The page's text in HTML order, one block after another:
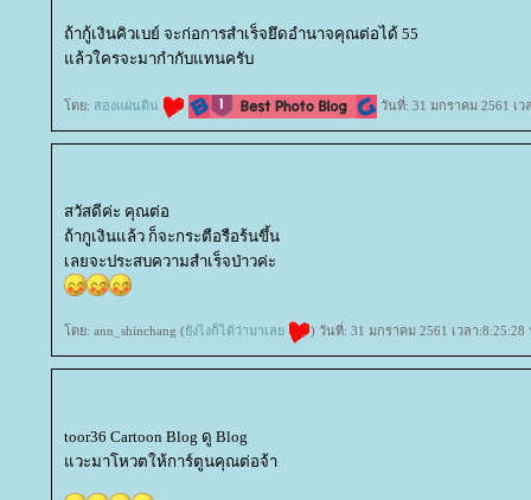
ถ้ากู้เงินคิวเบย์ จะก่อการสำเร็จยึดอำนาจคุณต่อได้ 55
ล้วใครจะมากำกับแทนครับ
ดย: สองแผ่นดิน วันที่: 31 มกราคม 2561 เว
สวัสดีค่ะ คุณต่อ
ถ้ากูเงินแล้ว ก็จะกระตือรือร้นขึ้น
เลยจะประสบความสำเร็จป่าวค่ะ
ดย: ann_shinchang (ังไงก็ได้ว่ามาเล ) วันที่: 31 มกราคม 2561 เวลา:8:25:28
toor36 Cartoon Blog ดู Blog
วะมาโหวตให้การ์ตูนคุณต่อจ้า